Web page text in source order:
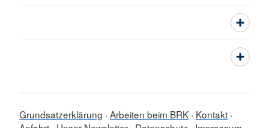
Grundsatzerklärung Arbeiten beim BRK Kontakt